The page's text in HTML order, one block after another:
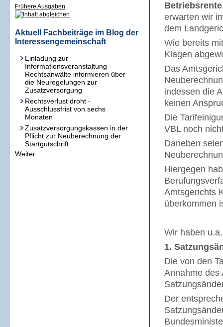
Frühere Ausgaben
Aktuell Fachbeiträge im Blog der
Interessengemeinschaft
Einladung zur
Informationsveranstaltung -
Rechtsanwälte informieren über
die Neuregelungen zur
Zusatzversorgung
Rechtsverlust droht -
Ausschlussfrist von sechs
Monaten
Zusatzversorgungskassen in der
Pflicht zur Neuberechnung der
Startgutschrift
Weiter
erwarten wir
dem
Wie bereits
Klagen
Das
indessen die
keinen
Die
VBL noch
Daneben
Hiergegen
Amtsgerichts
überkommen
Wir haben
1.
Die von den
Annahme
Der